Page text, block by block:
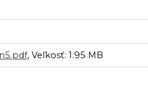
, Veľkosť: 1.95 MB